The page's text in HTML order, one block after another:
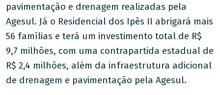
pavimentação e drenagem realizadas pela
Agesul. Já o Residencial dos Ipês II abrigará mais
56 famílias e terá um investimento total de R$
9,7 milhões, com uma contrapartida estadual de
R$ 2,4 milhões, além da infraestrutura adicional
de drenagem e pavimentação pela Agesul.